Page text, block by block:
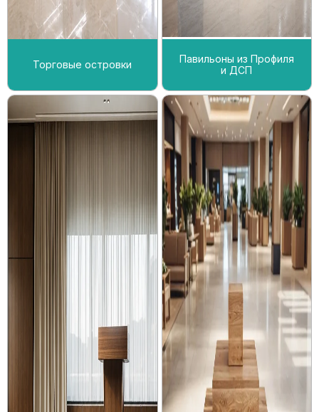
Торговые островки
Павильоны из Профиля
и ДСП